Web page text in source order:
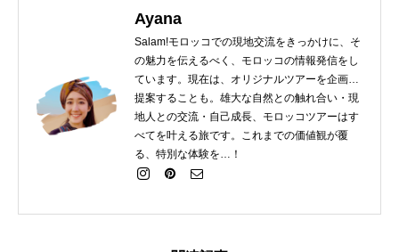
Ayana
Salam!モロッコでの現地交流をきっかけに、そ
の魅力を伝えるべく、モロッコの情報発信をし
ています。現在は、オリジナルツアーを企画・
提案することも。雄大な自然との触れ合い・現
地人との交流・自己成長、モロッコツアーはす
べてを叶える旅です。これまでの価値観が覆
る、特別な体験を…！